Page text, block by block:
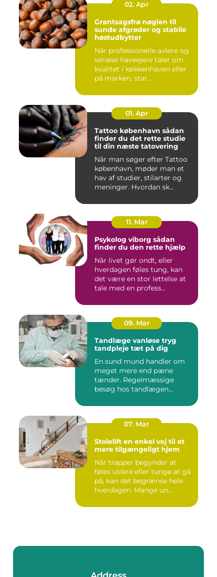
02. Apr
Grøntsagsfrø nøglen til
sunde afgrøder og stabile
høstudbytter
Når professionelle avlere og
seriøse haveejere taler om
kvalitet i køkkenhaven eller
på marken, star...
01. Apr
Tattoo københavn sådan
finder du det rette studie
til din næste tatovering
Når man søger efter Tattoo
københavn, møder man et
hav af studier, stilarter og
meninger. Hvordan sk...
11. Mar
Psykolog viborg sådan
finder du den rette hjælp
Når livet gør ondt, eller
hverdagen føles tung, kan
det være en stor lettelse at
tale med en profess...
09. Mar
Tandlæge vanløse tryg
tandpleje tæt på dig
En sund mund handler om
meget mere end pæne
tænder. Regelmæssige
besøg hos tandlægen
07. Mar
Stolelift en enkel vej til et
mere tilgængeligt hjem
Når trapper begynder at
føles usikre eller tunge at gå
på, kan det begrænse hele
hverdagen. Mange un...